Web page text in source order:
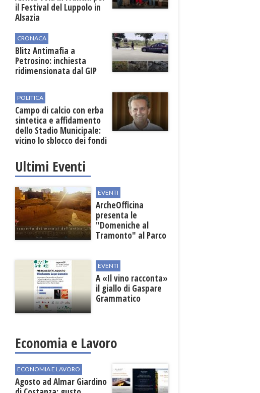
il Festival del Luppolo in
Alsazia
CRONACA
Blitz Antimafia a
Petrosino: inchiesta
ridimensionata dal GIP
POLITICA
Campo di calcio con erba
sintetica e affidamento
dello Stadio Municipale:
vicino lo sblocco dei fondi
Ultimi Eventi
EVENTI
ArcheOfficina
presenta le
"Domeniche al
Tramonto" al Parco
EVENTI
A «Il vino racconta»
il giallo di Gaspare
Grammatico
Economia e Lavoro
ECONOMIA E LAVORO
Agosto ad Almar Giardino